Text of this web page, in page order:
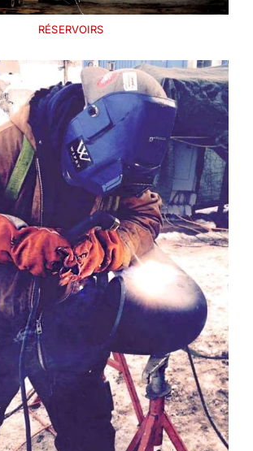
RÉSERVOIRS